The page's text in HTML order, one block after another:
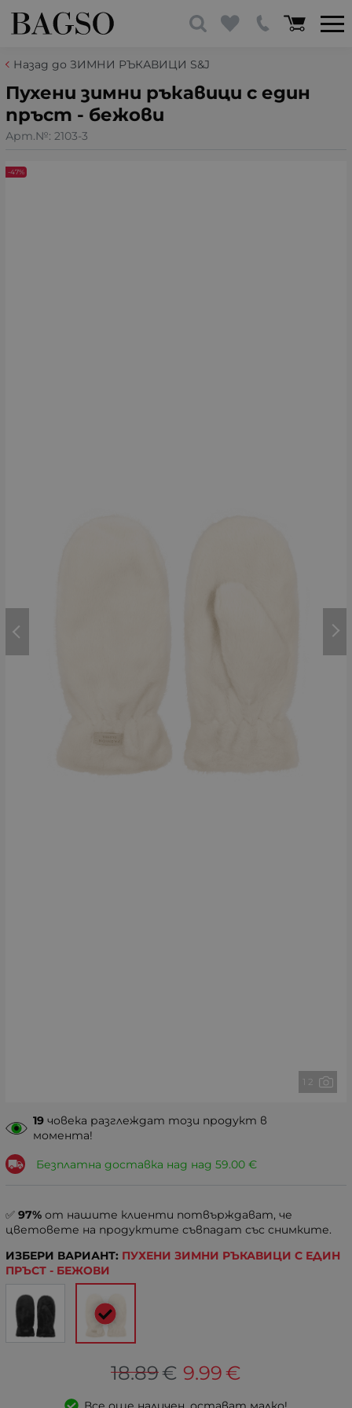
Назад до ЗИМНИ РЪКАВИЦИ S&J
Пухени зимни ръкавици с един
пръст - бежови
Арт.№: 2103-3
1 2
-47%
19 човека разглеждат този продукт в
момента!
Безплатна доставка над над 59.00 €
✅ 97% от нашите клиенти потвърждават, че
цветовете на продуктите съвпадат със снимките.
ИЗБЕРИ ВАРИАНТ: ПУХЕНИ ЗИМНИ РЪКАВИЦИ С ЕДИН
ПРЪСТ - БЕЖОВИ
18.89€ 9.99€